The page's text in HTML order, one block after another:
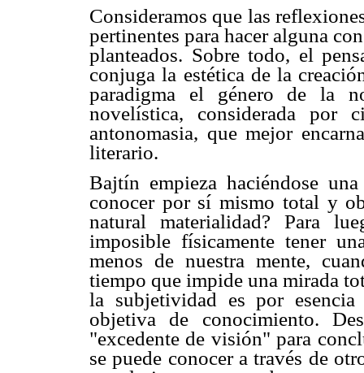
Consideramos que las
pertinentes para hacer alguna
planteados. Sobre todo, el
conjuga la estética de la
paradigma el género de la
novelística, considerada por
antonomasia, que mejor
literario.
Bajtín empieza haciéndose
conocer por sí mismo total y
natural materialidad? Para
imposible físicamente tener
menos de nuestra mente,
tiempo que impide una mirada
la subjetividad es por
objetiva de conocimiento.
"excedente de visión" para
se puede conocer a través de